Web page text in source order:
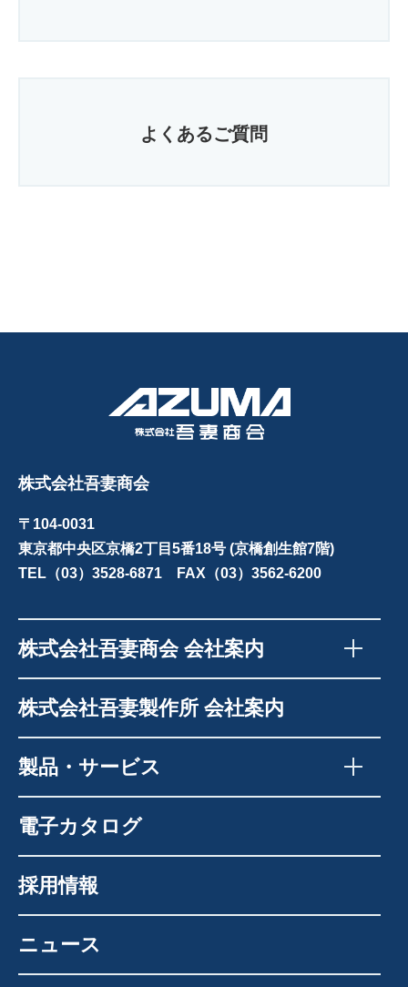
よくあるご質問
株式会社吾妻商会
〒104-0031
東京都中央区京橋2丁目5番18号 (京橋創生館7階)
TEL（03）3528-6871 FAX（03）3562-6200
株式会社吾妻商会 会社案内
株式会社吾妻製作所 会社案内
製品・サービス
電子カタログ
採用情報
ニュース